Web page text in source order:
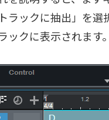
ラックに抽出」を
クに表示されます。